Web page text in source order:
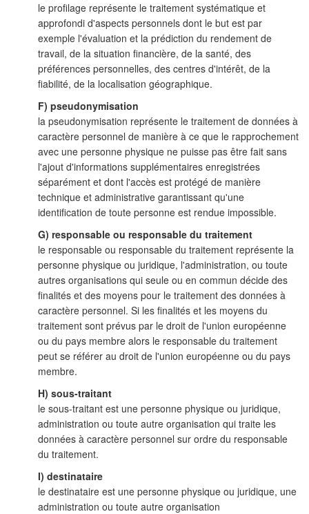
le profilage représente le traitement systématique et
approfondi d'aspects personnels dont le but est par
exemple l'évaluation et la prédiction du rendement de
travail, de la situation financière, de la santé, des
préférences personnelles, des centres d'intérêt, de la
fiabilité, de la localisation géographique.
F) pseudonymisation
la pseudonymisation représente le traitement de données à
caractère personnel de manière à ce que le rapprochement
avec une personne physique ne puisse pas être fait sans
l'ajout d'informations supplémentaires enregistrées
séparément et dont l'accès est protégé de manière
technique et administrative garantissant qu'une
identification de toute personne est rendue impossible.
G) responsable ou responsable du traitement
le responsable ou responsable du traitement représente la
personne physique ou juridique, l'administration, ou toute
autres organisations qui seule ou en commun décide des
finalités et des moyens pour le traitement des données à
caractère personnel. Si les finalités et les moyens du
traitement sont prévus par le droit de l'union européenne
ou du pays membre alors le responsable du traitement
peut se référer au droit de l'union européenne ou du pays
membre.
H) sous-traitant
le sous-traitant est une personne physique ou juridique,
administration ou toute autre organisation qui traite les
données à caractère personnel sur ordre du responsable
du traitement.
I) destinataire
le destinataire est une personne physique ou juridique, une
administration ou toute autre organisation